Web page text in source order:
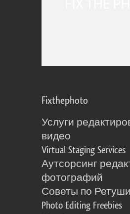
Fixthephoto
Услуги
видео
Virtual Staging Services
Аутсорсинг
фотографий
Советы по
Photo Editing Freebies